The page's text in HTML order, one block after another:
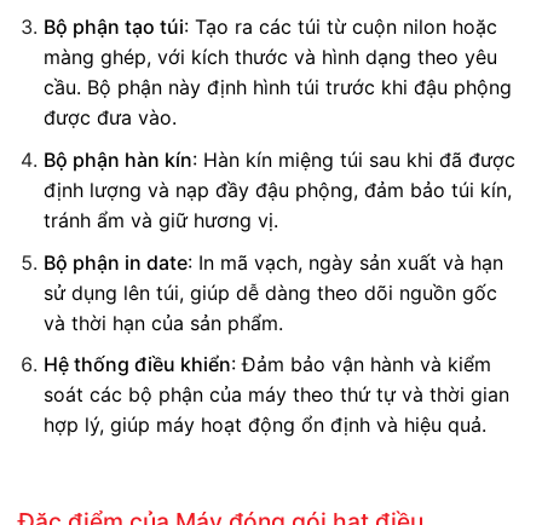
Bộ phận tạo túi: Tạo ra các túi từ cuộn nilon hoặc
màng ghép, với kích thước và hình dạng theo yêu
cầu. Bộ phận này định hình túi trước khi đậu phộng
được đưa vào.
Bộ phận hàn kín: Hàn kín miệng túi sau khi đã được
định lượng và nạp đầy đậu phộng, đảm bảo túi kín,
tránh ẩm và giữ hương vị.
Bộ phận in date: In mã vạch, ngày sản xuất và hạn
sử dụng lên túi, giúp dễ dàng theo dõi nguồn gốc
và thời hạn của sản phẩm.
Hệ thống điều khiển: Đảm bảo vận hành và kiểm
soát các bộ phận của máy theo thứ tự và thời gian
hợp lý, giúp máy hoạt động ổn định và hiệu quả.